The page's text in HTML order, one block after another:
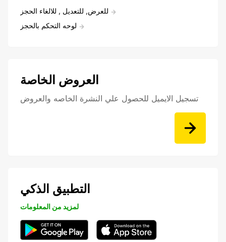
للعرض, للتعديل , للالغاء الحجز
لوحه التحكم بالحجز
العروض الخاصة
تسجيل الايميل للحصول علي النشرة الخاصه والعروض
التطبيق الذكي
لمزيد من المعلومات